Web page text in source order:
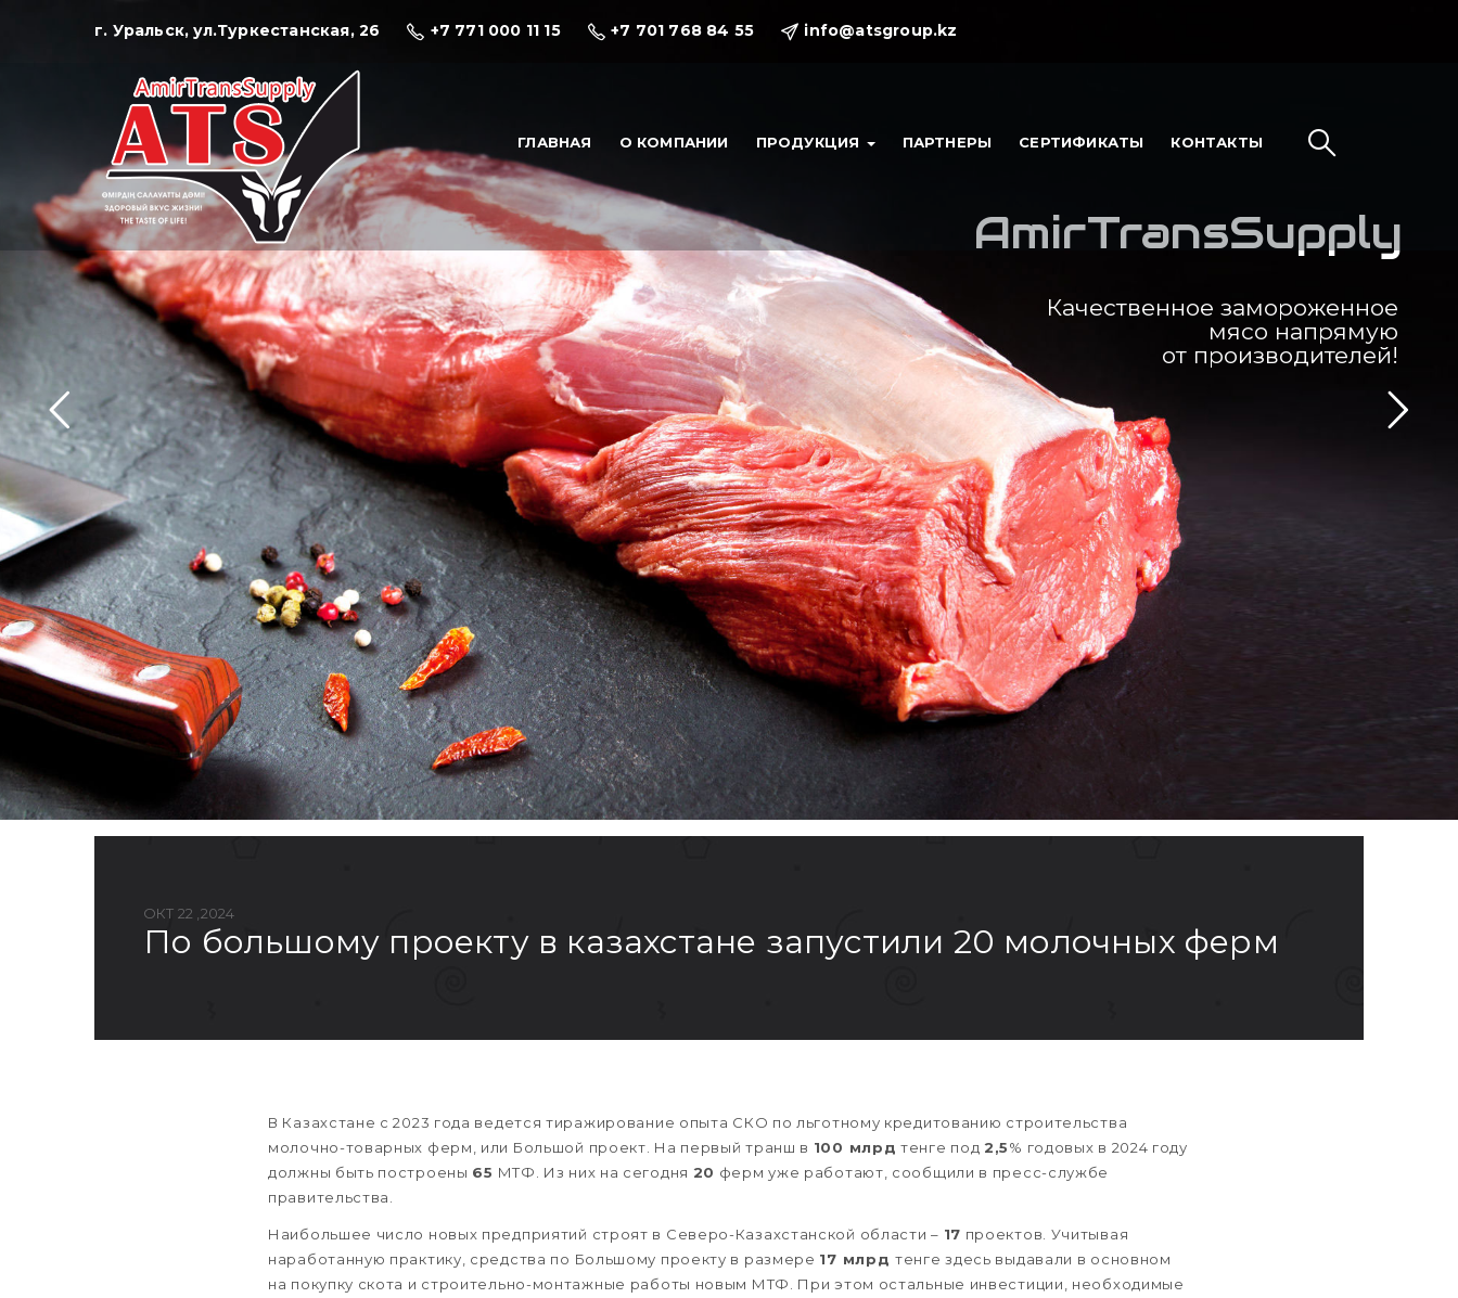
г. Уральск, ул.Туркестанская, 26 +7 771 000 11 15 +7 701 768 84 55 info@atsgroup.kz
ГЛАВНАЯ О КОМПАНИИ ПРОДУКЦИЯ ПАРТНЕРЫ СЕРТИФИКАТЫ КОНТАКТЫ
AmirTransSupply
Качественное замороженное
мясо напрямую
от производителей!
ОКТ 22 ,2024
по большому проекту в казахстане запустили 20 молочных ферм
В Казахстане с 2023 года ведется тиражирование опыта СКО по льготному кредитованию строительства
молочно-товарных ферм, или Большой проект. На первый транш в 100 млрд тенге под 2,5% годовых в 2024 году
должны быть построены 65 МТФ. Из них на сегодня 20 ферм уже работают, сообщили в пресс-службе
правительства.
Наибольшее число новых предприятий строят в Северо-Казахстанской области – 17 проектов. Учитывая
наработанную практику, средства по Большому проекту в размере 17 млрдтенге здесь выдавали в основном
на покупку скота и строительно-монтажные работы новым МТФ. При этом остальные инвестиции, необходимые